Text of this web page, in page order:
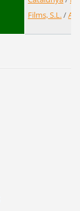
Films, S.L./